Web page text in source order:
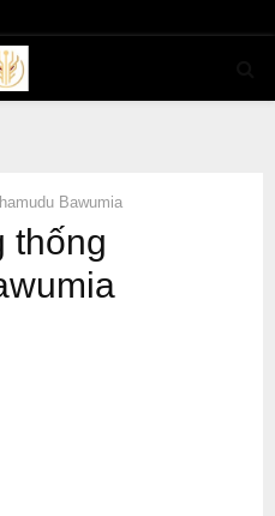
Bawumia
thống